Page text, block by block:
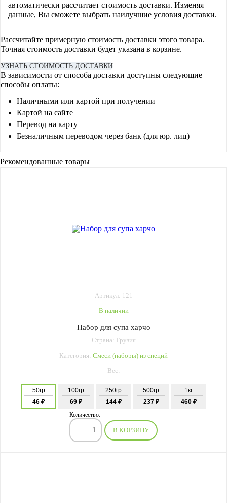
автоматически рассчитает стоимость доставки. Изменяя
данные, Вы сможете выбрать наилучшие условия доставки.
Рассчитайте примерную стоимость доставки этого товара.
Точная стоимость доставки будет указана в корзине.
УЗНАТЬ СТОИМОСТЬ ДОСТАВКИ
В зависимости от способа доставки доступны следующие
способы оплаты:
Наличными или картой при получении
Картой на сайте
Перевод на карту
Безналичным переводом через банк (для юр. лиц)
Рекомендованные товары
Артикул: 121
В наличии
Набор для супа харчо
Страна: Грузия
Категория: Смеси (наборы) из специй
Вес:
50гр
46 ₽
100гр
69 ₽
250гр
144 ₽
500гр
237 ₽
1кг
460 ₽
Количество:
В КОРЗИНУ